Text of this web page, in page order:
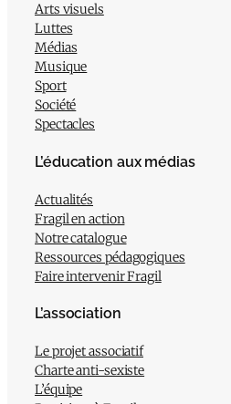
Arts visuels
Luttes
Médias
Musique
Sport
Société
Spectacles
L’éducation aux médias
Actualités
Fragil en action
Notre catalogue
Ressources pédagogiques
Faire intervenir Fragil
L’association
Le projet associatif
Charte anti-sexiste
L’équipe